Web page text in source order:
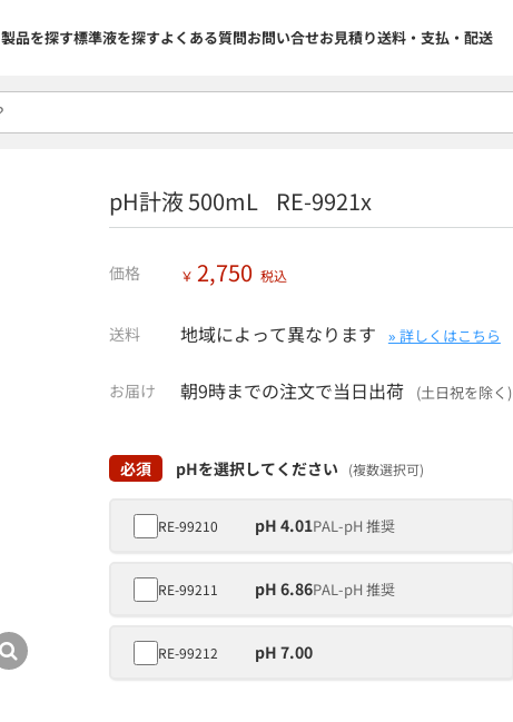
製品を探す標準液を探すよくある質問お問い合せお見積り送料・支払・配送
pH計液 500mL RE-9921x
価格 ￥ 2,750 税込
送料 地域によって異なります » 詳しくはこちら
お届け 朝9時までの注文で当日出荷 (土日祝を除く)
必須 pHを選択してください (複数選択可)
RE-99210 pH 4.01PAL-pH 推奨
RE-99211 pH 6.86PAL-pH 推奨
RE-99212 pH 7.00